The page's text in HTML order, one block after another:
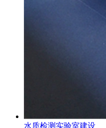
水质检测实验室建设